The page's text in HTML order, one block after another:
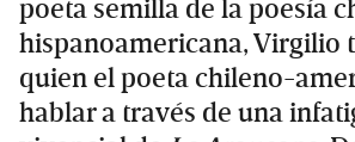
poeta semilla de la poesía
hispanoamericana, Virgilio
quien el poeta chileno-
hablar a través de una